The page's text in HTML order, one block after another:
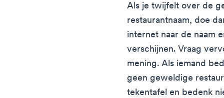
Als je twijfelt over de
restaurantnaam, doe
internet naar de naam
verschijnen. Vraag
mening. Als iemand
geen geweldige
tekentafel en bedenk